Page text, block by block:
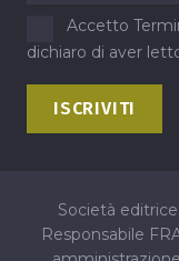
Accetto
dichiaro di aver
Società
Responsabile